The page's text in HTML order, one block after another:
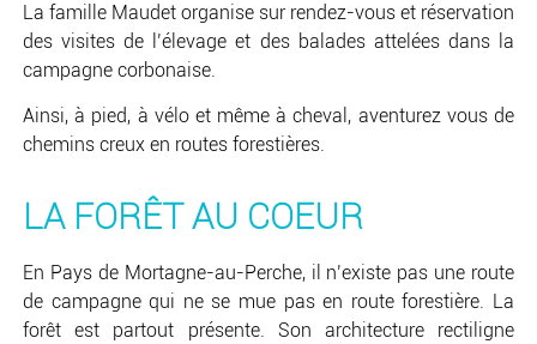
La famille Maudet organise sur rendez-vous et réservation
des visites de l’élevage et des balades attelées dans la
campagne corbonaise.
Ainsi, à pied, à vélo et même à cheval, aventurez vous de
chemins creux en routes forestières.
LA FORÊT AU COEUR
En Pays de Mortagne-au-Perche, il n’existe pas une route
de campagne qui ne se mue pas en route forestière. La
forêt est partout présente. Son architecture rectiligne